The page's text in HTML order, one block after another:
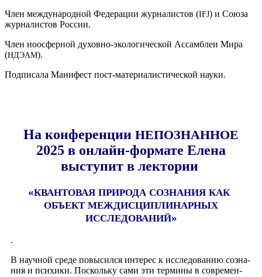
Член меж­ду­на­род­ной Феде­ра­ции жур­на­ли­стов (IFJ) и Сою­за
жур­на­ли­стов России.
Член ноосфер­ной духов­но-эко­ло­ги­че­ской Ассам­блеи Мира
(НДЭАМ).
Под­пи­са­ла Мани­фест пост-мате­ри­а­ли­сти­че­ской науки.
На конференции НЕПОЗНАННОЕ
2025 в онлайн-формате Елена
выступит в лектории
«КВАНТОВАЯ ПРИРОДА СОЗНАНИЯ КАК
ОБЪЕКТ МЕЖДИСЦИПЛИНАРНЫХ
ИССЛЕДОВАНИЙ»
.
В науч­ной сре­де повы­сил­ся инте­рес к иссле­до­ва­нию созна­
ния и пси­хи­ки. Посколь­ку сами эти тер­ми­ны в совре­мен­